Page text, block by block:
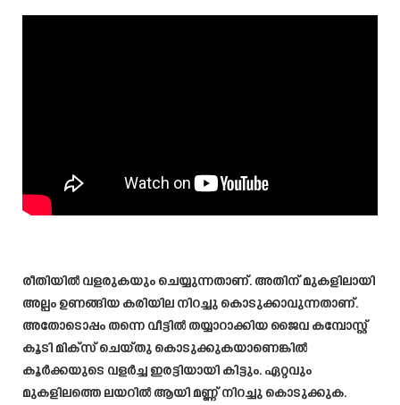
രീതിയിൽ വളരുകയും ചെയ്യുന്നതാണ്. അതിന് മുകളിലായി
അല്പം ഉണങ്ങിയ കരിയില നിറച്ചു കൊടുക്കാവുന്നതാണ്.
അതോടൊപ്പം തന്നെ വീട്ടിൽ തയ്യാറാക്കിയ ജൈവ കമ്പോസ്റ്റ്
കൂടി മിക്സ് ചെയ്തു കൊടുക്കുകയാണെങ്കിൽ
കൂർക്കയുടെ വളർച്ച ഇരട്ടിയായി കിട്ടും. ഏറ്റവും
മുകളിലത്തെ ലയറിൽ ആയി മണ്ണ് നിറച്ചു കൊടുക്കുക.